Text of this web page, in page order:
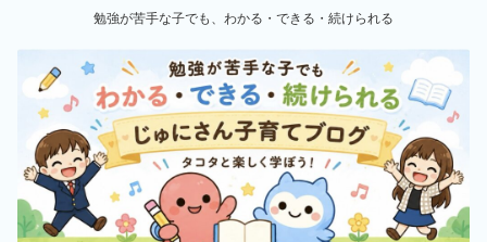
勉強が苦手な子でも、わかる・できる・続けられる